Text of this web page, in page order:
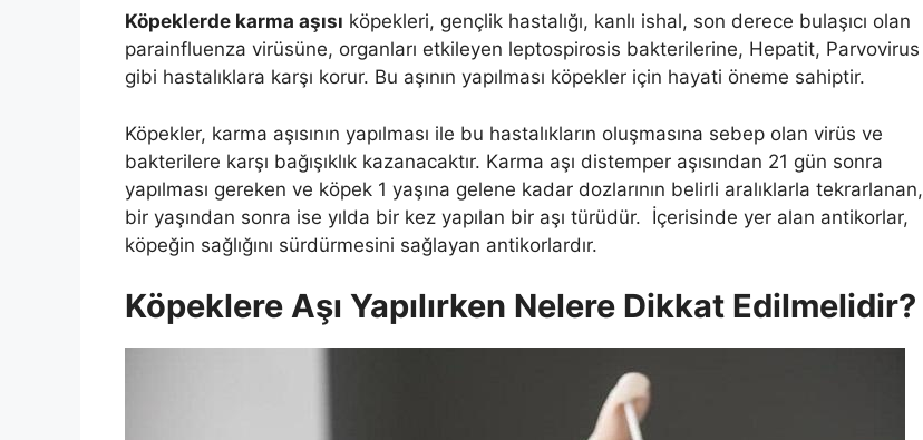
Köpeklerde karma aşısı köpekleri, gençlik hastalığı, kanlı ishal, son derece bulaşıcı olan
parainfluenza virüsüne, organları etkileyen leptospirosis bakterilerine, Hepatit, Parvovirus
gibi hastalıklara karşı korur. Bu aşının yapılması köpekler için hayati öneme sahiptir.
Köpekler, karma aşısının yapılması ile bu hastalıkların oluşmasına sebep olan virüs ve
bakterilere karşı bağışıklık kazanacaktır. Karma aşı distemper aşısından 21 gün sonra
yapılması gereken ve köpek 1 yaşına gelene kadar dozlarının belirli aralıklarla tekrarlanan,
bir yaşından sonra ise yılda bir kez yapılan bir aşı türüdür. İçerisinde yer alan antikorlar,
köpeğin sağlığını sürdürmesini sağlayan antikorlardır.
Köpeklere Aşı Yapılırken Nelere Dikkat Edilmelidir?